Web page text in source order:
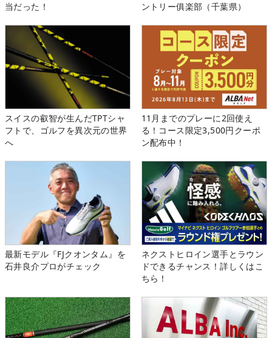
当だった！
ントリー俱楽部（千葉県）
スイスの叡智が生んだTPTシャ
フトで、ゴルフを異次元の世界
へ
11月までのプレーに2回使え
る！コース限定3,500円クーポ
ン配布中！
最新モデル『FJクオンタム』を
石井良介プロがチェック
ネクストヒロイン選手とラウン
ドできるチャンス！詳しくはこ
ちら！